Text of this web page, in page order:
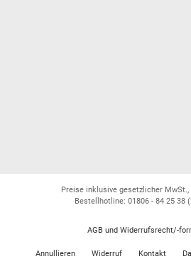
Preise inklusive gesetzlicher MwSt.,
Bestellhotline: 01806 - 84 25 38
AGB und Widerrufsrecht/-
Annullieren Widerruf Kontakt